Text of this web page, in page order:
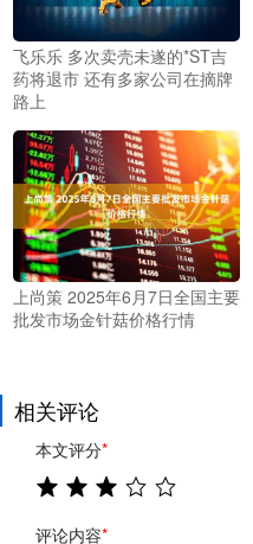
飞乐乐 多次卖壳未遂的*ST吉
药将退市 还有多家公司在摘牌
路上
上尚策 2025年6月7日全国主要
批发市场金针菇价格行情
相关评论
本文评分*
评论内容*